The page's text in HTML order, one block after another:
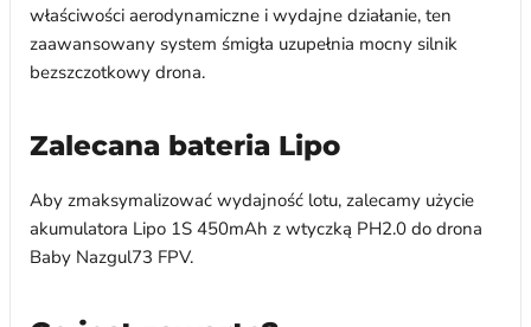
właściwości aerodynamiczne i wydajne działanie, ten
zaawansowany system śmigła uzupełnia mocny silnik
bezszczotkowy drona.
Zalecana bateria Lipo
Aby zmaksymalizować wydajność lotu, zalecamy użycie
akumulatora Lipo 1S 450mAh z wtyczką PH2.0 do drona
Baby Nazgul73 FPV.